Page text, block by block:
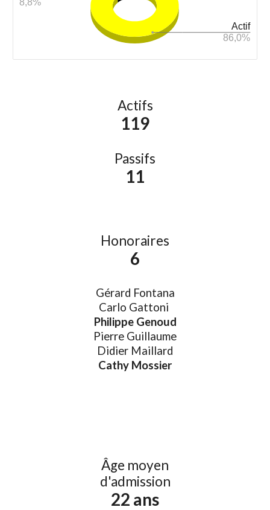
Actifs
119
Passifs
11
Honoraires
6
Gérard Fontana
Carlo Gattoni
Philippe Genoud
Pierre Guillaume
Didier Maillard
Cathy Mossier
Âge moyen
d'admission
22 ans